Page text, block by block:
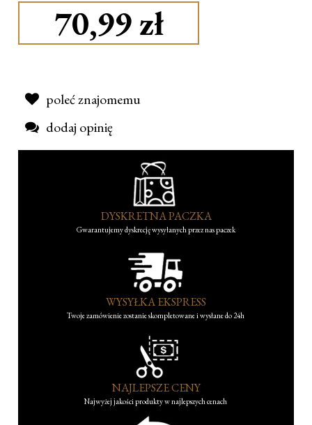
70,99 zł
poleć znajomemu
dodaj opinię
DYSKRETNA PACZKA
Gwarantujemy dyskrecję wysyłanych przez nas paczek
WYSYŁKA EKSPRESS
Twoje zamówienie zostanie skompletowane i wysłane do 24h
NAJLEPSZE CENY
Najwyżej jakości produkty w najlepszych cenach